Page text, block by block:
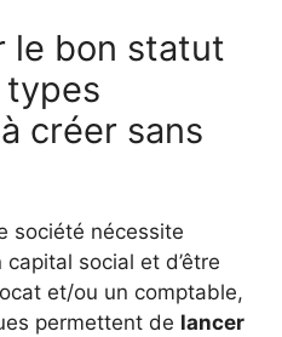
le bon statut
types
créer sans
société nécessite
social et d’être
et/ou un comptable,
permettent de lancer